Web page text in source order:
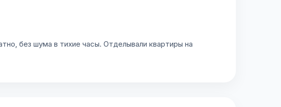
без шума в тихие часы. Отделывали квартиры на